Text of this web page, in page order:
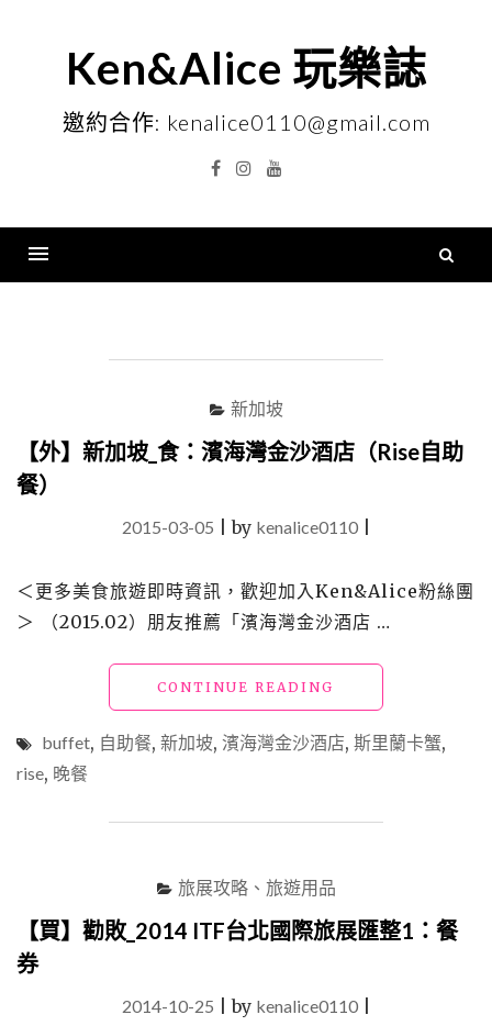
Ken&Alice 玩樂誌
邀約合作: kenalice0110@gmail.com
FacebookInstagramYouTube
新加坡
【外】新加坡_食：濱海灣金沙酒店（Rise自助
餐）
2015-03-05 |by kenalice0110|
＜更多美食旅遊即時資訊，歡迎加入Ken&Alice粉絲團
＞ （2015.02）朋友推薦「濱海灣金沙酒店 …
CONTINUE READING
新
加
坡
濱
金
沙
酒
自
buffet, 自助餐, 新加坡, 濱海灣金沙酒店, 斯里蘭卡蟹,
rise, 晚餐
旅展攻略、旅遊用品
【買】勸敗_2014 ITF台北國際旅展匯整1：餐
券
2014-10-25 |by kenalice0110|